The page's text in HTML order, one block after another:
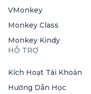
VMonkey
Monkey Class
Monkey Kindy
HỖ TRỢ
Kích Hoạt Tài Khoản
Hướng Dẫn Học